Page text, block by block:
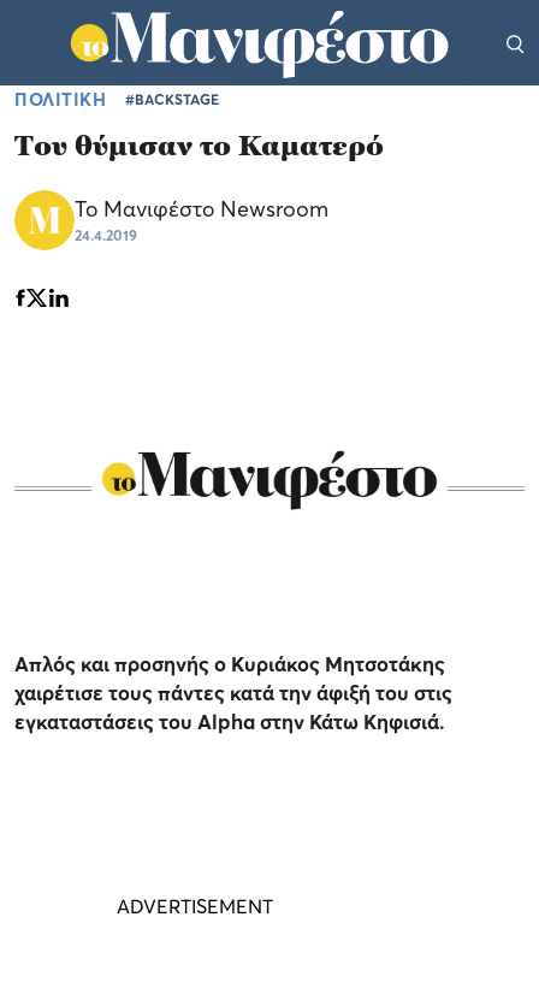
ΠΟΛΙΤΙΚΗ #BACKSTAGE
Του θύμισαν το Καματερό
Το Μανιφέστο Newsroom
24.4.2019
Απλός και προσηνής ο Κυριάκος Μητσοτάκης
χαιρέτισε τους πάντες κατά την άφιξή του στις
εγκαταστάσεις του Alpha στην Κάτω Κηφισιά.